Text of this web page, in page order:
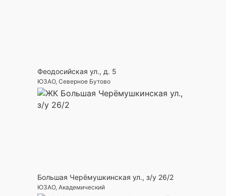
Феодосийская ул., д. 5
ЮЗАО, Северное Бутово
Большая Черёмушкинская ул., з/у 26/2
ЮЗАО, Академический